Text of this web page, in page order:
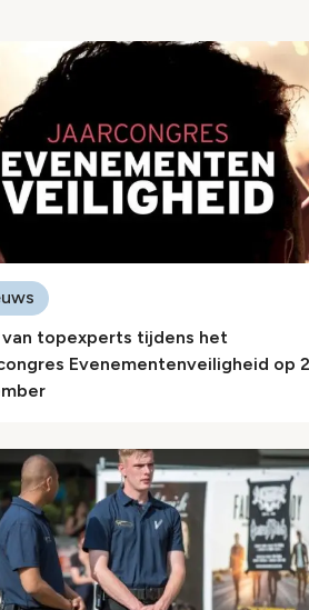
van topexperts tijdens het
Evenementenveiligheid op 2